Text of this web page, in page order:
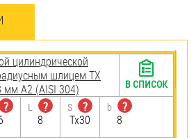
цилиндрической
шлицем TX
мм А2 (AISI 304)
?
L
?
8
S
?
Tx30
b
?
8
В СПИСОК